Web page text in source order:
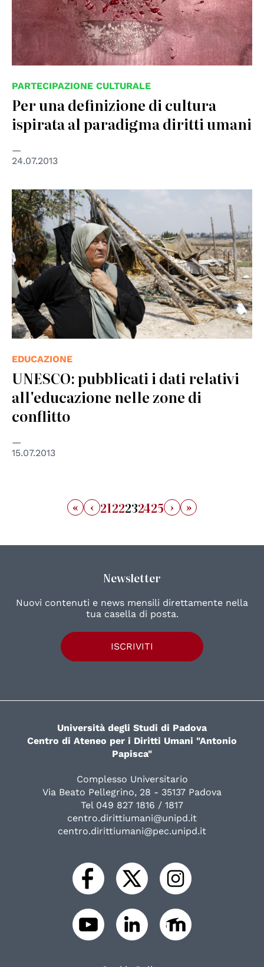
PARTECIPAZIONE CULTURALE
Per una definizione di cultura
ispirata al paradigma diritti umani
24.07.2013
© UN Photo
EDUCAZIONE
UNESCO: pubblicati i dati relativi
all'educazione nelle zone di
conflitto
15.07.2013
« ‹ 2122232425 › »
Newsletter
Nuovi contenuti e news mensili direttamente nella
tua casella di posta.
ISCRIVITI
Università degli Studi di Padova
Centro di Ateneo per i Diritti Umani "Antonio
Papisca"
Complesso Universitario
Via Beato Pellegrino, 28 - 35137 Padova
Tel 049 827 1816 / 1817
centro.dirittiumani@unipd.it
centro.dirittiumani@pec.unipd.it